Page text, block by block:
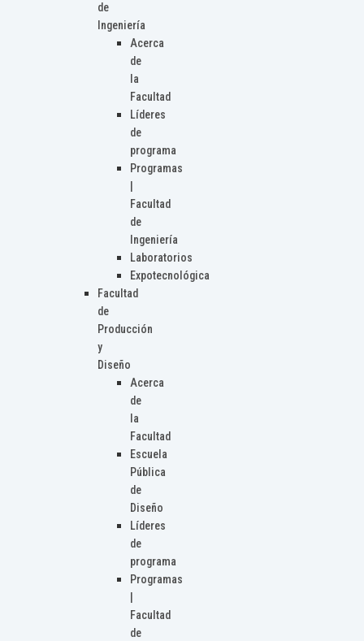
de
Ingeniería
Acerca
de
la
Facultad
Líderes
de
programa
Programas
Facultad
de
Ingeniería
Laboratorios
Expotecnológica
Facultad
de
Producción
y
Diseño
Acerca
de
la
Facultad
Escuela
Pública
de
Diseño
Líderes
de
programa
Programas
Facultad
de